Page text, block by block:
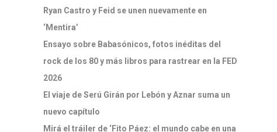
Ryan Castro y Feid se unen nuevamente en
‘Mentira’
Ensayo sobre Babasónicos, fotos inéditas del
rock de los 80 y más libros para rastrear en la FED
2026
El viaje de Serú Girán por Lebón y Aznar suma un
nuevo capítulo
Mirá el tráiler de ‘Fito Páez: el mundo cabe en una